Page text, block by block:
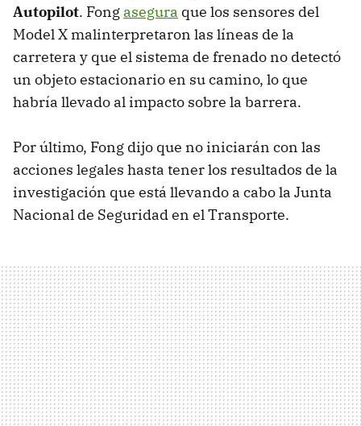
Autopilot. Fong asegura que los sensores del
Model X malinterpretaron las líneas de la
carretera y que el sistema de frenado no detectó
un objeto estacionario en su camino, lo que
habría llevado al impacto sobre la barrera.
Por último, Fong dijo que no iniciarán con las
acciones legales hasta tener los resultados de la
investigación que está llevando a cabo la Junta
Nacional de Seguridad en el Transporte.